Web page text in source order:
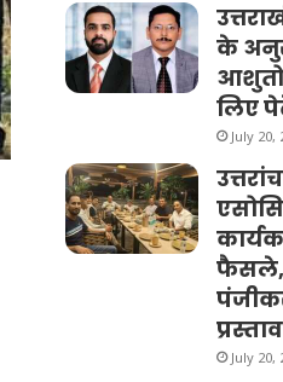
के
लिए
July 20,
फैसले,
July 20,